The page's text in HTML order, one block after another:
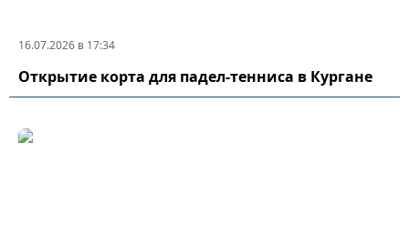
16.07.2026 в 17:34
Открытие корта для падел-тенниса в Кургане